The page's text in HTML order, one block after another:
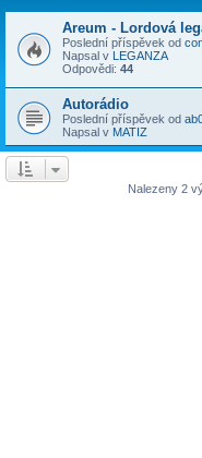
Areum - Lordová
Poslední příspěvek od
Napsal v LEGANZA
Odpovědi: 44
Autorádio
Poslední příspěvek od
Napsal v MATIZ
Nalezeny 2